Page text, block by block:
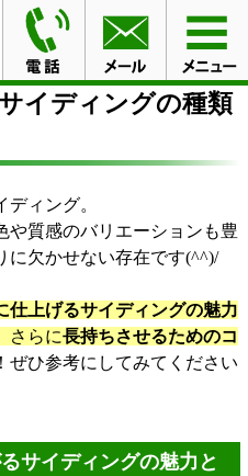
外壁に！サイディングの種類
イディングの種類
ィング。
や質感のバリエーションも豊
に欠かせない存在です(^^)/
仕上げるサイディングの魅力
さらに長持ちさせるためのコ
ぜひ参考にしてみてください
サイディングの魅力と